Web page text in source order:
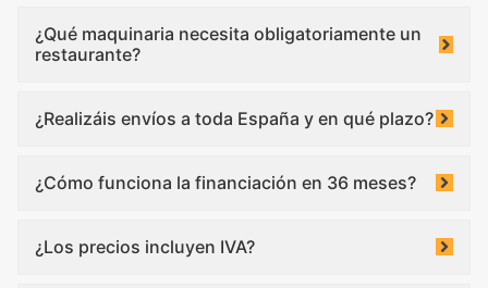
¿Qué maquinaria necesita obligatoriamente un
restaurante?
¿Realizáis envíos a toda España y en qué plazo?
¿Cómo funciona la financiación en 36 meses?
¿Los precios incluyen IVA?